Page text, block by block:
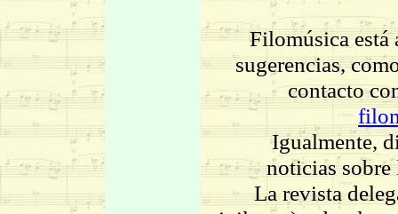
Filomúsica está
sugerencias,
contacto
Igualmente,
noticias sobre
La revista delega